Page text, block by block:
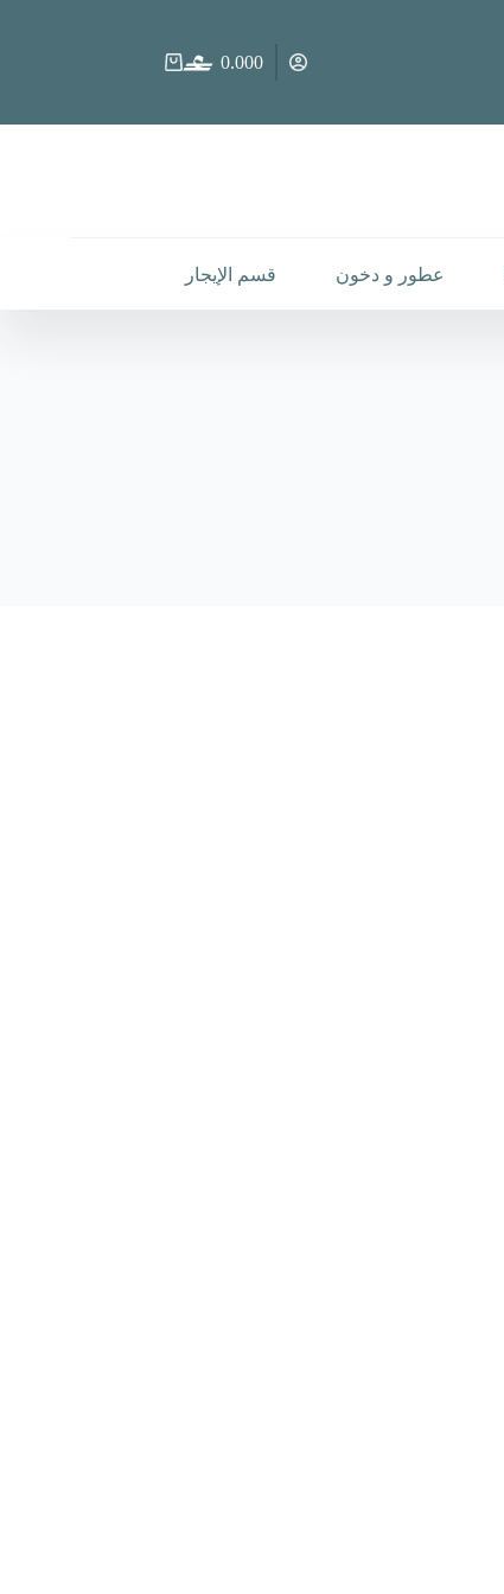
عربة
0.000
عطور و دخون قسم الإيجار